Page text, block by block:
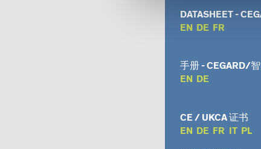
DATASHEET -
EN DE FR
手册 - CEGARD/
EN DE
CE / UKCA 证书
EN DE FR IT PL